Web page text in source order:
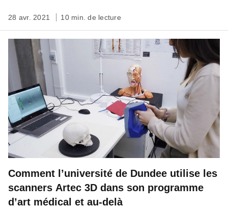
28 avr. 2021 10 min. de lecture
Comment l’université de Dundee utilise les
scanners Artec 3D dans son programme
d’art médical et au-delà